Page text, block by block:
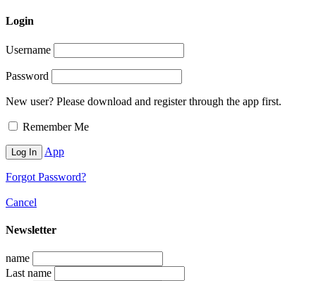
Login
Username
Password
New user? Please download and register through the app first.
Remember Me
App
Forgot Password?
Cancel
Newsletter
name
Last name